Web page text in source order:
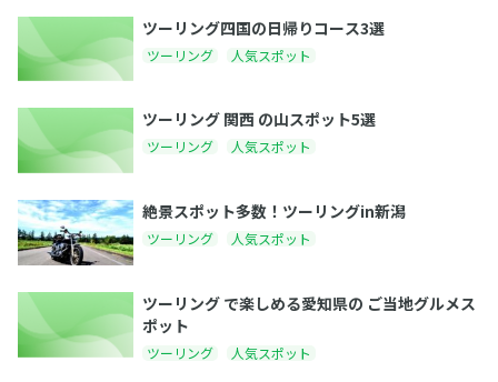
ツーリング四国の日帰りコース3選
ツーリング 人気スポット
ツーリング 関西 の山スポット5選
ツーリング 人気スポット
絶景スポット多数！ツーリングin新潟
ツーリング 人気スポット
ツーリング で楽しめる愛知県の ご当地グルメス
ポット
ツーリング 人気スポット